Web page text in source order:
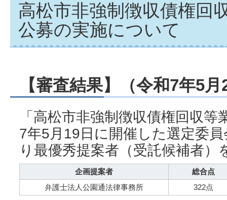
高松市非強制徴収債権回
公募の実施について
【審査結果】（令和7年5
「高松市非強制徴収債権回収
7年5月19日に開催した選定委
り最優秀提案者（受託候補者）
企画提案者
総合点
弁護士法人公園通法律事務所
322